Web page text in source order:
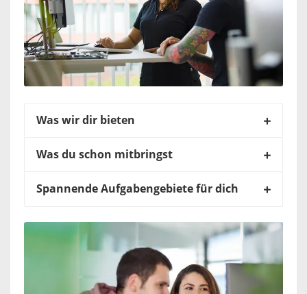
Was wir dir bieten
Was du schon mitbringst
Spannende Aufgabengebiete für dich